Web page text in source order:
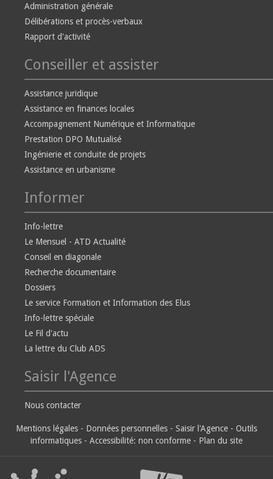
Administration générale
Délibérations et procès-verbaux
Rapport d'activité
Conseiller et assister
Assistance juridique
Assistance en finances locales
Accompagnement Numérique et Informatique
Prestation DPO Mutualisé
Ingénierie et conduite de projets
Assistance en urbanisme
Informer
Info-lettre
Le Mensuel - ATD Actualité
Conseil en diagonale
Recherche documentaire
Dossiers
Le service Formation et Information des Elus
Info-lettre spéciale
Le Fil d'actu
La lettre du Club ADS
Saisir l'Agence
Nous contacter
Mentions légales - Données personnelles - Saisir l'Agence - Outils
informatiques - Accessibilité: non conforme - Plan du site